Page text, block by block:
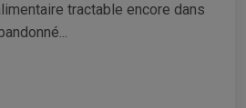
tractable encore dans